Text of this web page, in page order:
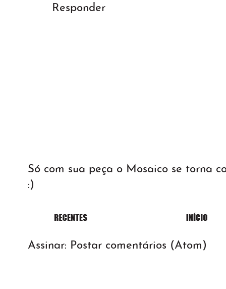
Responder
Só com sua peça o Mosaico se torna
:)
Assinar: Postar comentários (Atom)